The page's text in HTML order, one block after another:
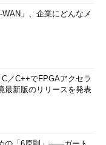
」、企業にどんなメ
／C++でFPGAアクセラ
最新版のリリースを発表